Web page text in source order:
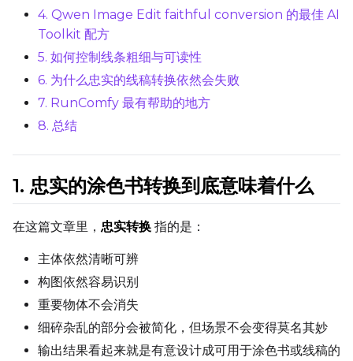
Gradient Accumulation
Optimizer
4. Qwen Image Edit faithful conversion 的最佳 AI
Toolkit 配方
5. 如何控制线条粗细与可读性
6. 为什么忠实的线稿转换依然会失败
7. RunComfy 最有帮助的地方
8. 总结
1. 忠实的涂色书转换到底意味着什么
在这篇文章里， 忠实转换 指的是：
主体依然清晰可辨
构图依然容易识别
重要物体不会消失
细碎杂乱的部分会被简化，但场景不会变得莫名其妙
输出结果看起来就是有意设计成可用于涂色书或线稿的